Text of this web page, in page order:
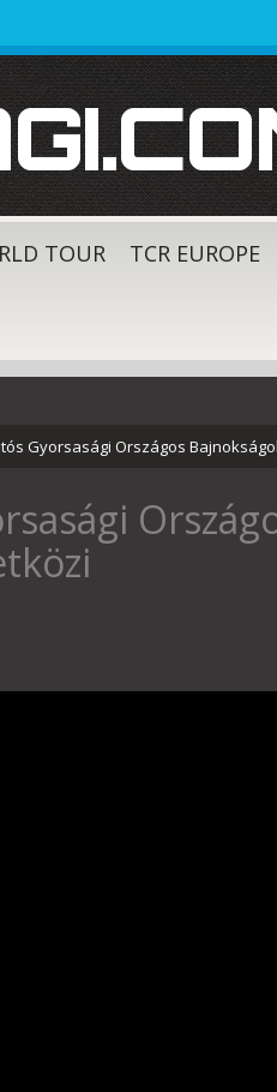
TOUR TCR EUROPE
Gyorsasági Országos